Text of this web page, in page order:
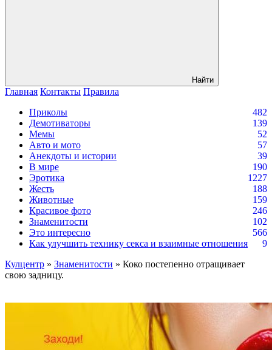
Найти
Главная Контакты Правила
Приколы
482
Демотиваторы
139
Мемы
52
Авто и мото
57
Анекдоты и истории
39
В мире
190
Эротика
1227
Жесть
188
Животные
159
Красивое фото
246
Знаменитости
102
Это интересно
566
Как улучшить технику секса и взаимные отношения
9
Кулцентр » Знаменитости » Коко постепенно отращивает
свою задницу.